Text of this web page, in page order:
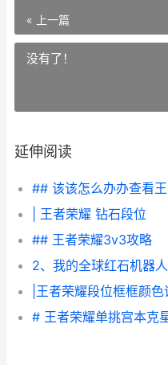
« 上一篇
没有了！
延伸阅读
| 王者荣耀 钻石段位
## 王者荣耀3v3攻略
2、我的全球红石机器